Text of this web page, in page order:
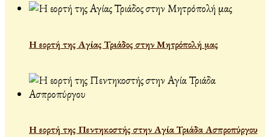
Η εορτή της Αγίας Τριάδος στην Μητρόπολή μας
Η εορτή της Πεντηκοστής στην Αγία Τριάδα Ασπροπύργου